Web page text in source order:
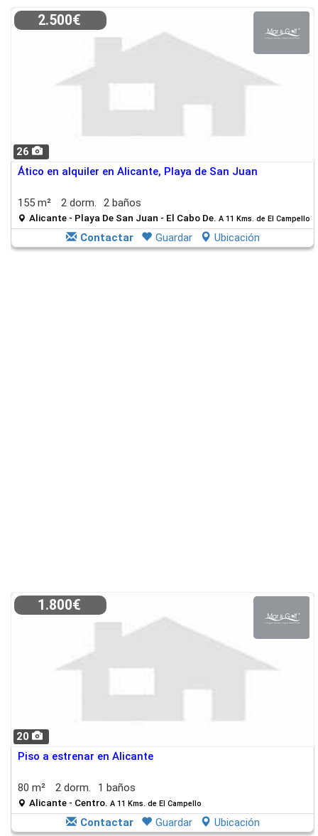
26
2.500€
Ático en alquiler en Alicante, Playa de San Juan
155 m² 2 dorm. 2 baños
Alicante - Playa De San Juan - El Cabo De. A 11 Kms. de El Campello
Contactar Guardar Ubicación
20
1.800€
Piso a estrenar en Alicante
80 m² 2 dorm. 1 baños
Alicante - Centro. A 11 Kms. de El Campello
Contactar Guardar Ubicación